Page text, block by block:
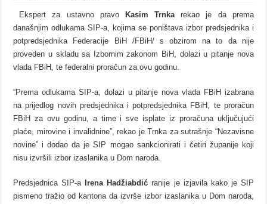
Ekspert za ustavno pravo Kasim Trnka
rekao je da prema
današnjim odlukama SIP-a, kojima se poništava izbor predsjednika i
potpredsjednika Federacije BiH /FBiH/ s obzirom na to da nije
proveden u skladu sa Izbornim zakonom BiH, dolazi u pitanje nova
vlada FBiH, te federalni proračun za ovu godinu.
“Prema odlukama SIP-a, dolazi u pitanje nova vlada FBiH izabrana
na prijedlog novih predsjednika i potpredsjednika FBiH, te proračun
FBiH za ovu godinu, a time i sve isplate iz proračuna uključujući
plaće, mirovine i invalidnine”, rekao je Trnka za sutrašnje “Nezavisne
novine” i dodao da je SIP mogao sankcionirati i četiri županije koji
nisu izvršili izbor izaslanika u Dom naroda.
Predsjednica SIP-a Irena Hadžiabdić ranije je izjavila kako je SIP
pismeno tražio od kantona da izvrše izbor izaslanika u Dom naroda,